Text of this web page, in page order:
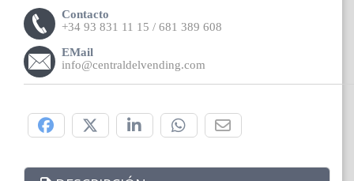
Contacto
+34 93 831 11 15 / 681 389 608
EMail
info@centraldelvending.com